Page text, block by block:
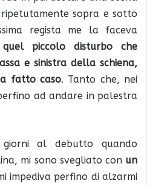
sopra e sotto
regista me la faceva
piccolo disturbo che
e sinistra della schiena,
fatto caso. Tanto che, nei
ad andare in palestra
al debutto quando
mi sono svegliato con un
impediva perfino di alzarmi